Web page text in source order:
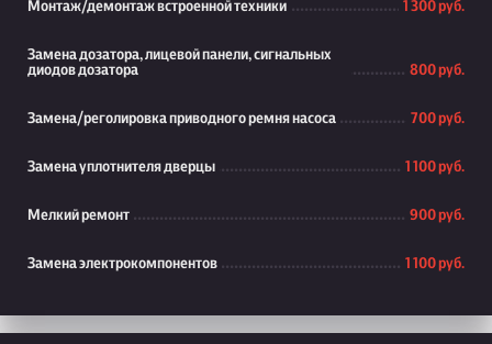
Монтаж/демонтаж встроенной техники 1 300 руб.
Замена дозатора, лицевой панели, сигнальных
диодов дозатора
800 руб.
Замена/реголировка приводного ремня насоса 700 руб.
Замена уплотнителя дверцы 1 100 руб.
Мелкий ремонт 900 руб.
Замена электрокомпонентов 1 100 руб.